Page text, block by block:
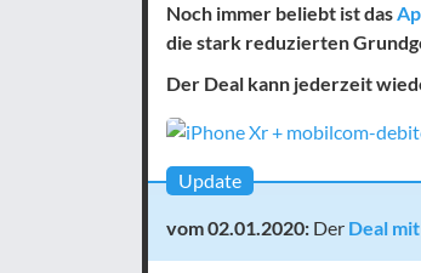
Noch immer beliebt ist das
die stark reduzierten
Der Deal kann jederzeit
Update
vom 02.01.2020: Der Deal